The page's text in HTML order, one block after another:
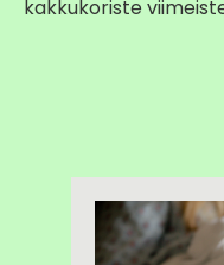
kakkukoriste